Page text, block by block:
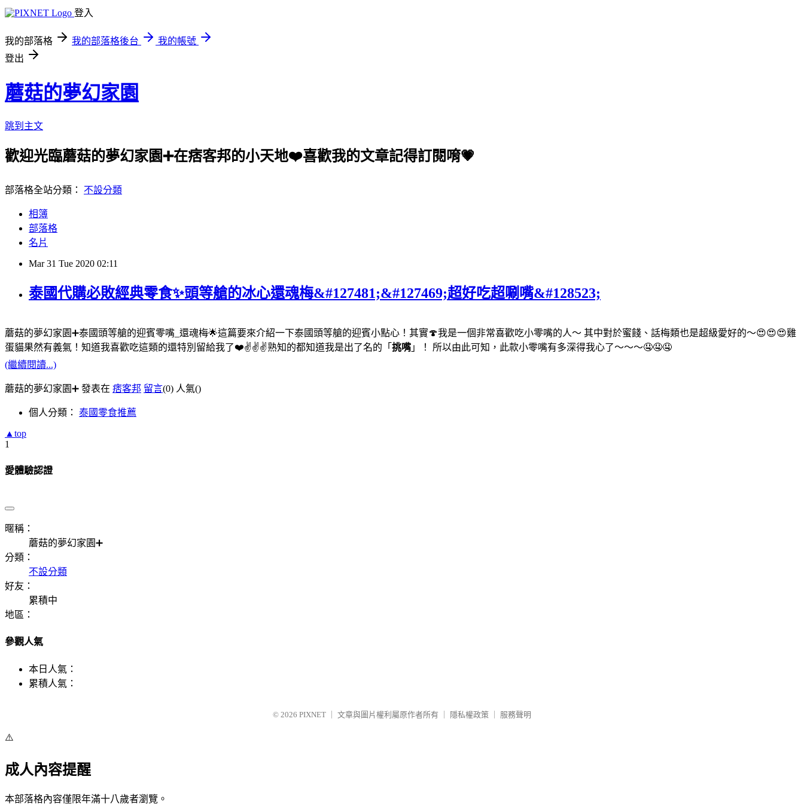
登入
我的部落格 我的部落格後台
我的帳號
登出
蘑菇的夢幻家園
跳到主文
歡迎光臨蘑菇的夢幻家園➕在痞客邦的小天地❤️喜歡我的文章記得訂閱唷💗
部落格全站分類： 不設分類
相簿
部落格
名片
Mar 31 Tue 2020 02:11
泰國代購必敗經典零食✨頭等艙的冰心還魂梅&#127481;&#127469;超好吃超唰嘴&#128523;
蘑菇的夢幻家園➕泰國頭等艙的迎賓零嘴_還魂梅🌟這篇要來介紹一下泰國頭等艙的迎賓小點心！其實🍄我是一個非常喜歡吃小零嘴的人～ 其中對於蜜餞、話梅類也是超級愛好的～😍😍😍雞
蛋貓果然有義氣！知道我喜歡吃這類的還特別留給我了❤️✌️✌️✌️熟知的都知道我是出了名的「 挑嘴 」！ 所以由此可知，此款小零嘴有多深得我心了～～～🤤🤤🤤
(繼續閱讀...)
蘑菇的夢幻家園➕ 發表在 痞客邦 留言(0) 人氣()
個人分類： 泰國零食推薦
▲top
1
愛體驗認證
暱稱：
蘑菇的夢幻家園➕
分類：
不設分類
好友：
累積中
地區：
參觀人氣
本日人氣：
累積人氣：
© 2026 PIXNET 文章與圖片權利屬原作者所有 隱私權政策 服務聲明
⚠️
成人內容提醒
本部落格內容僅限年滿十八歲者瀏覽。